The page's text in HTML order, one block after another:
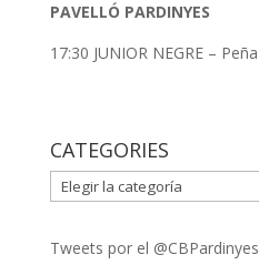
PAVELLÓ PARDINYES
17:30 JUNIOR NEGRE –
CATEGORIES
CATEGORIES
Tweets por el